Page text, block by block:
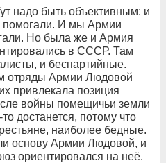
надо быть объективным: и
помогали. И мы Армии
Но была же и Армия
в СССР. Там
и беспартийные.
отряды Армии Людовой
привлекала позиция
войны помещичьи земли
достанется, потому что
наиболее бедные.
основу Армии Людовой, и
ориентировался на неё.